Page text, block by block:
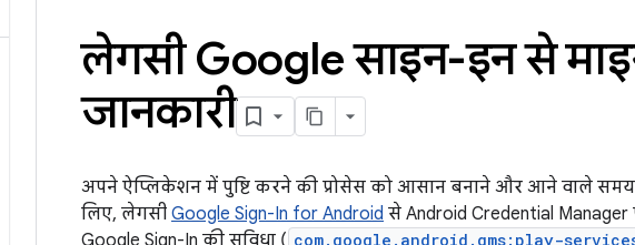
लेगसी Google साइन-इन से
जानकारी
अपने ऐप्लिकेशन में पुष्टि करने की प्रोसेस को आसान बनाने और आने वाले
लिए, लेगसी Google Sign-In for Android से Android Credential
Google Sign-In की सुविधा ( com.google.android.gms:play-